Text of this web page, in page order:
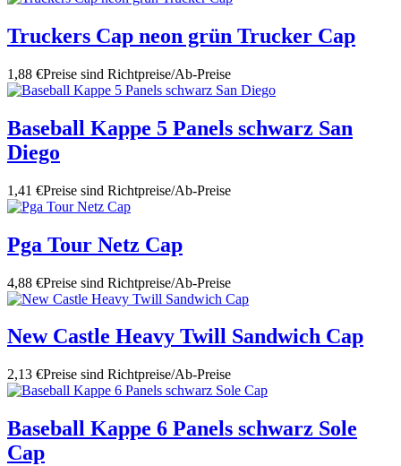
Truckers Cap neon grün Trucker Cap
1,88 €Preise sind Richtpreise/Ab-Preise
Baseball Kappe 5 Panels schwarz San
Diego
1,41 €Preise sind Richtpreise/Ab-Preise
Pga Tour Netz Cap
4,88 €Preise sind Richtpreise/Ab-Preise
New Castle Heavy Twill Sandwich Cap
2,13 €Preise sind Richtpreise/Ab-Preise
Baseball Kappe 6 Panels schwarz Sole
Cap